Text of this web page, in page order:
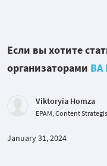
Если вы хотите
организаторами
Viktoryia Homza
EPAM, Content
January 31, 2024